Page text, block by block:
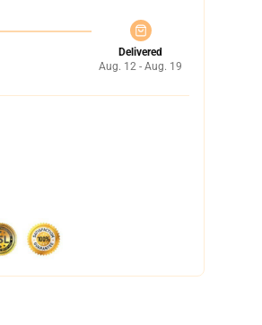
Delivered
Aug. 12 - Aug. 19